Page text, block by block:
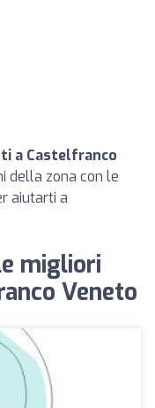
a Castelfranco
della zona con le
aiutarti a
migliori
Veneto